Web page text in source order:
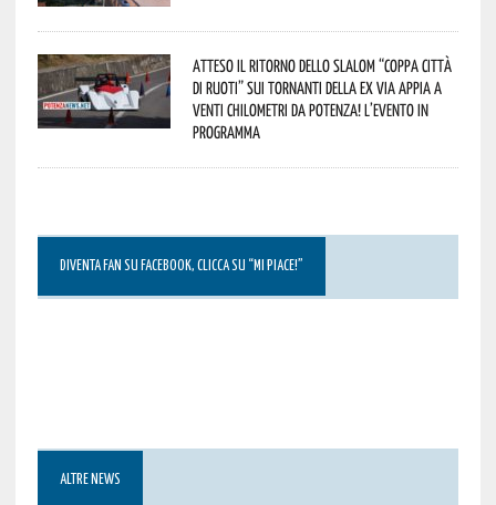
Atteso il ritorno dello slalom “Coppa Città
di Ruoti” sui tornanti della ex via Appia a
venti chilometri da Potenza! L’evento in
programma
DIVENTA FAN SU FACEBOOK, CLICCA SU “MI PIACE!”
ALTRE NEWS